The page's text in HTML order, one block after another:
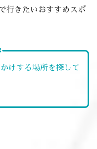
行きたいおすすめスポ
けする場所を探して